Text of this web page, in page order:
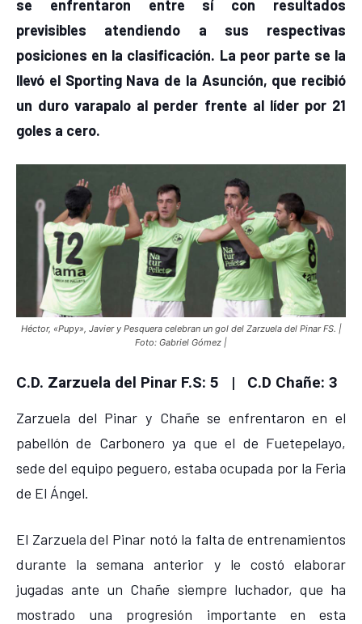
se enfrentaron entre sí con resultados
previsibles atendiendo a sus respectivas
posiciones en la clasificación. La peor parte se la
llevó el Sporting Nava de la Asunción, que recibió
un duro varapalo al perder frente al líder por 21
goles a cero.
Héctor, «Pupy», Javier y Pesquera celebran un gol del Zarzuela del Pinar FS. |
Foto: Gabriel Gómez |
C.D. Zarzuela del Pinar F.S: 5 | C.D Chañe: 3
Zarzuela del Pinar y Chañe se enfrentaron en el
pabellón de Carbonero ya que el de Fuetepelayo,
sede del equipo peguero, estaba ocupada por la Feria
de El Ángel.
El Zarzuela del Pinar notó la falta de entrenamientos
durante la semana anterior y le costó elaborar
jugadas ante un Chañe siempre luchador, que ha
mostrado una progresión importante en esta